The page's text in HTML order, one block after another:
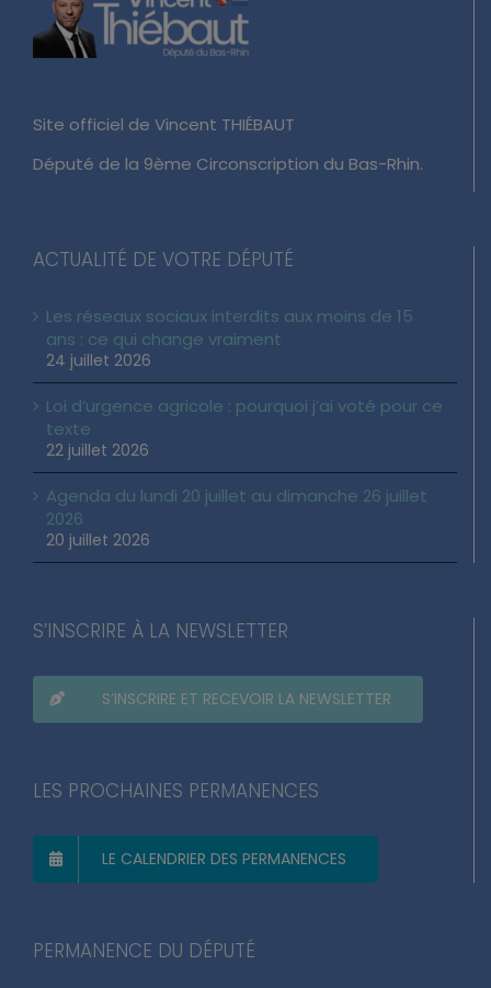
Site officiel de Vincent THIÉBAUT
Député de la 9ème Circonscription du Bas-Rhin.
ACTUALITÉ DE VOTRE DÉPUTÉ
Les réseaux sociaux interdits aux moins de 15
ans : ce qui change vraiment
24 juillet 2026
Loi d’urgence agricole : pourquoi j’ai voté pour ce
texte
22 juillet 2026
Agenda du lundi 20 juillet au dimanche 26 juillet
2026
20 juillet 2026
S’INSCRIRE À LA NEWSLETTER
S’INSCRIRE ET RECEVOIR LA NEWSLETTER
LES PROCHAINES PERMANENCES
LE CALENDRIER DES PERMANENCES
PERMANENCE DU DÉPUTÉ